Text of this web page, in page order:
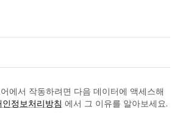
에서 작동하려면 다음 데이터에 액세스해
인정보처리방침 에서 그 이유를 알아보세요.